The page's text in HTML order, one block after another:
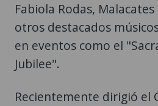
Fabiola Rodas,
otros destacados
en eventos como el
Jubilee".
Recientemente dirigió el